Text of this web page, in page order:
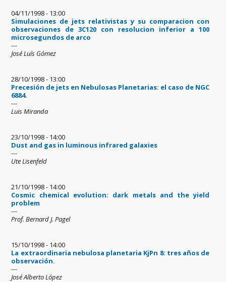
04/11/1998 - 13:00
Simulaciones de jets relativistas y su comparacion con
observaciones de 3C120 con resolucion inferior a 100
microsegundos de arco
---
José Luís Gómez
28/10/1998 - 13:00
Precesión de jets en Nebulosas Planetarias: el caso de NGC
6884.
---
Luis Miranda
23/10/1998 - 14:00
Dust and gas in luminous infrared galaxies
---
Ute Lisenfeld
21/10/1998 - 14:00
Cosmic chemical evolution: dark metals and the yield
problem
---
Prof. Bernard J. Pagel
15/10/1998 - 14:00
La extraordinaria nebulosa planetaria KjPn 8: tres años de
observación.
---
José Alberto López